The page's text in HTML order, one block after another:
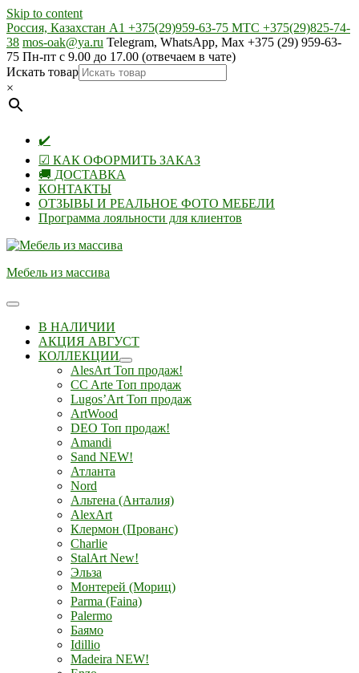
Skip to content
Россия, Казахстан А1 +375(29)959-63-75 МТС +375(29)825-74-
38 mos-oak@ya.ru Telegram, WhatsApp, Max +375 (29) 959-63-
75 Пн-пт с 9.00 до 17.00 (отвечаем в чате)
Искать товар
×
✔️
☑ КАК ОФОРМИТЬ ЗАКАЗ
🚚 ДОСТАВКА
КОНТАКТЫ
ОТЗЫВЫ И РЕАЛЬНОЕ ФОТО МЕБЕЛИ
Программа лояльности для клиентов
Мебель из массива
В НАЛИЧИИ
АКЦИЯ АВГУСТ
КОЛЛЕКЦИИ
AlesArt Топ продаж!
CC Arte Топ продаж
Lugos’Art Топ продаж
ArtWood
DEO Топ продаж!
Amandi
Sand NEW!
Атланта
Nord
Альтена (Анталия)
AlexArt
Клермон (Прованс)
Charlie
StalArt New!
Эльза
Монтерей (Мориц)
Parma (Faina)
Palermo
Баямо
Idillio
Madeira NEW!